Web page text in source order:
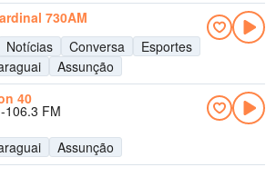
730AM
Notícias Conversa
Esportes
Assunção
40
106.3 FM
Assunção